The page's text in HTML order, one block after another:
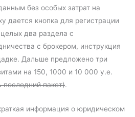
без особых затрат на
дается кнопка для регистрации
два раздела с
с брокером, инструкция
Дальше предложено три
на 150, 1000 и 10 000 у.е.
последний пакет).
информация о юридическом